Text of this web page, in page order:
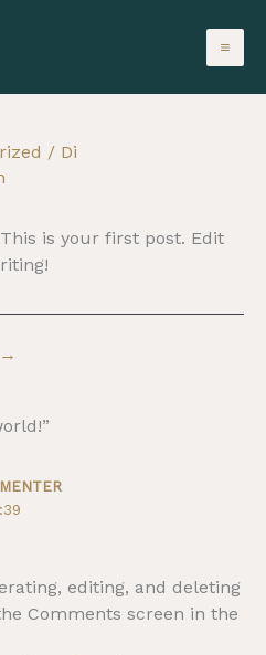
/ Di
is your first post. Edit
→
editing, and deleting
Comments screen in the